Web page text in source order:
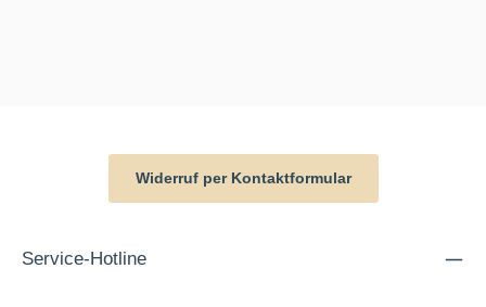
Widerruf per Kontaktformular
Service-Hotline